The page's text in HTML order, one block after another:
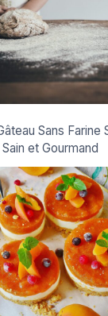
Sans Farine
et Gourmand